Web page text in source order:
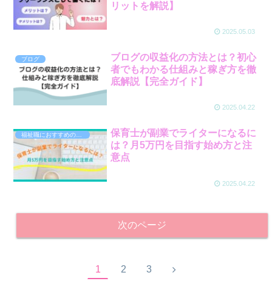
リットを解説】
2025.05.03
ブログ
ブログの収益化の方法とは？初心
者でもわかる仕組みと稼ぎ方を徹
底解説【完全ガイド】
2025.04.22
福祉職におすすめの副業
保育士が副業でライターになるに
は？月5万円を目指す始め方と注
意点
2025.04.22
次のページ
1 2 3